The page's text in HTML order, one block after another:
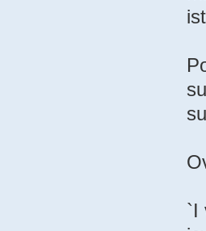
`I